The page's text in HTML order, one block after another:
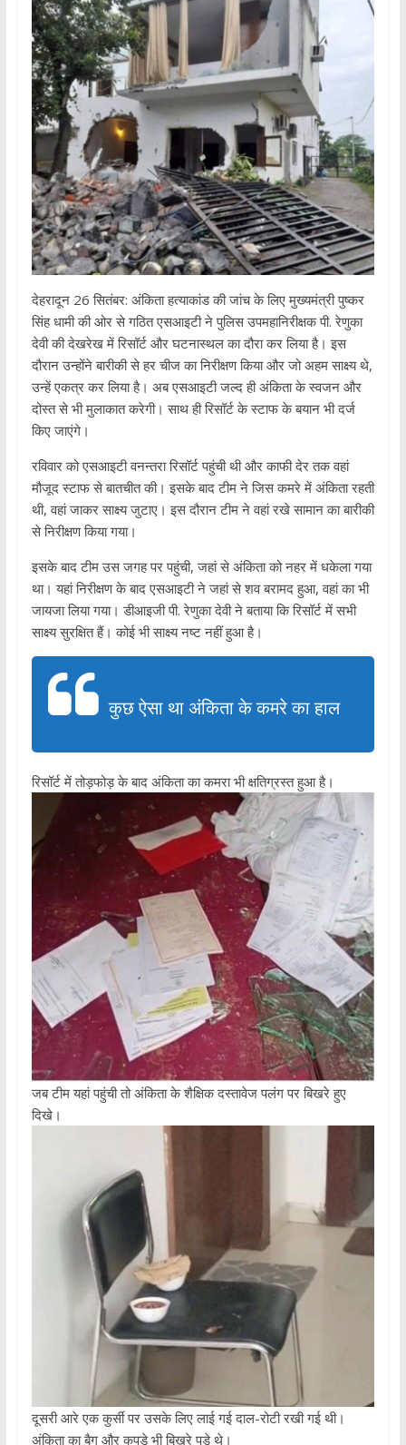
देहरादून 26 सितंबर: अंकिता हत्याकांड की जांच के लिए मुख्यमंत्री पुष्कर
सिंह धामी की ओर से गठित एसआइटी ने पुलिस उपमहानिरीक्षक पी. रेणुका
देवी की देखरेख में रिसॉर्ट और घटनास्थल का दौरा कर लिया है। इस
दौरान उन्होंने बारीकी से हर चीज का निरीक्षण किया और जो अहम साक्ष्य थे,
उन्हें एकत्र कर लिया है। अब एसआइटी जल्द ही अंकिता के स्वजन और
दोस्त से भी मुलाकात करेगी। साथ ही रिसॉर्ट के स्टाफ के बयान भी दर्ज
किए जाएंगे।
रविवार को एसआइटी वनन्तरा रिसॉर्ट पहुंची थी और काफी देर तक वहां
मौजूद स्टाफ से बातचीत की। इसके बाद टीम ने जिस कमरे में अंकिता रहती
थी, वहां जाकर साक्ष्य जुटाए। इस दौरान टीम ने वहां रखे सामान का बारीकी
से निरीक्षण किया गया।
इसके बाद टीम उस जगह पर पहुंची, जहां से अंकिता को नहर में धकेला गया
था। यहां निरीक्षण के बाद एसआइटी ने जहां से शव बरामद हुआ, वहां का भी
जायजा लिया गया। डीआइजी पी. रेणुका देवी ने बताया कि रिसॉर्ट में सभी
साक्ष्य सुरक्षित हैं। कोई भी साक्ष्य नष्ट नहीं हुआ है।
कुछ ऐसा था अंकिता के कमरे का हाल
रिसॉर्ट में तोड़फोड़ के बाद अंकिता का कमरा भी क्षतिग्रस्‍त हुआ है।
जब टीम यहां पहुंची तो अंकिता के शैक्षिक दस्तावेज पलंग पर बिखरे हुए
दिखे।
दूसरी आरे एक कुर्सी पर उसके लिए लाई गई दाल-रोटी रखी गई थी।
अंकिता का बैग और कपड़े भी बिखरे पड़े थे।